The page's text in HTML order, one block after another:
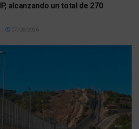
alcanzando un total de 270
07/08/2026